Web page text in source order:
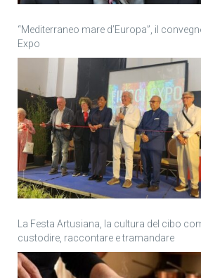
“Mediterraneo mare d’Europa”, il
Expo
La Festa Artusiana, la cultura del cibo
custodire, raccontare e tramandare